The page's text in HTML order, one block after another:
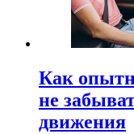
Как
не
движения